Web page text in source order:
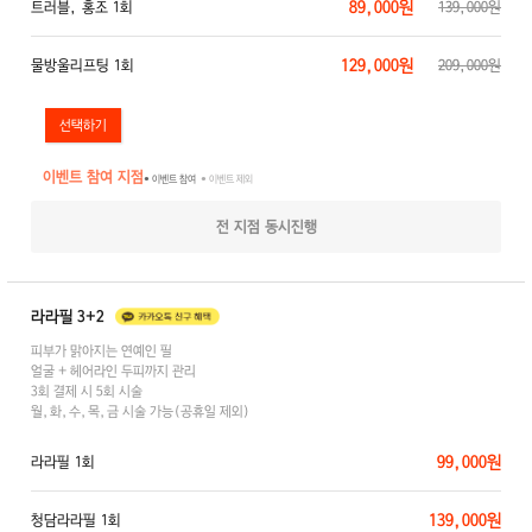
트러블, 홍조 1회 89,000원 139,000원
물방울리프팅 1회 129,000원 209,000원
이벤트 참여 지점● 이벤트 참여 ● 이벤트 제외
전 지점 동시진행
라라필 3+2
피부가 맑아지는 연예인 필
얼굴 + 헤어라인 두피까지 관리
3회 결제 시 5회 시술
월,화,수,목,금 시술 가능(공휴일 제외)
라라필 1회 99,000원
청담라라필 1회 139,000원